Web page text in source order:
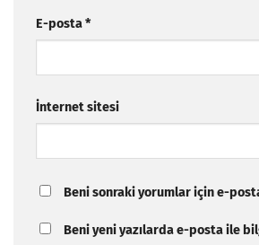
E-posta*
İnternet sitesi
Beni sonraki yorumlar için e-
Beni yeni yazılarda e-posta ile